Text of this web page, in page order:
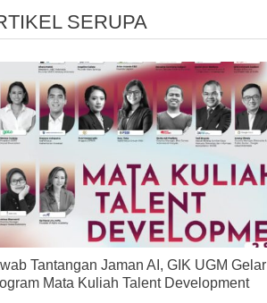
SERUPA
Tantangan Jaman AI, GIK UGM Gelar
Mata Kuliah Talent Development